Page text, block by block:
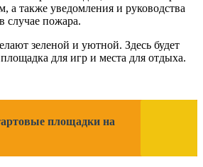
а также уведомления и руководства
случае пожара.
зеленой и уютной. Здесь будет
площадка для игр и места для отдыха.
площадки на